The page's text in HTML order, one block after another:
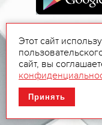
Этот сайт
сайт, вы
Принять